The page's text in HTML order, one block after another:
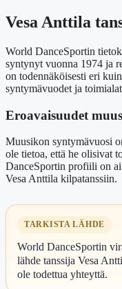
Vesa Anttila
World DanceSportin
syntynyt vuonna 1974 ja
on todennäköisesti eri
syntymävuodet ja
Eroavaisuudet
Muusikon syntymävuosi
ole tietoa, että he olisivat
DanceSportin profiili on
Vesa Anttila kilpatanssiin.
TARKISTA LÄHDE
World DanceSportin
lähde tanssija Vesa
ole todettua yhteyttä.